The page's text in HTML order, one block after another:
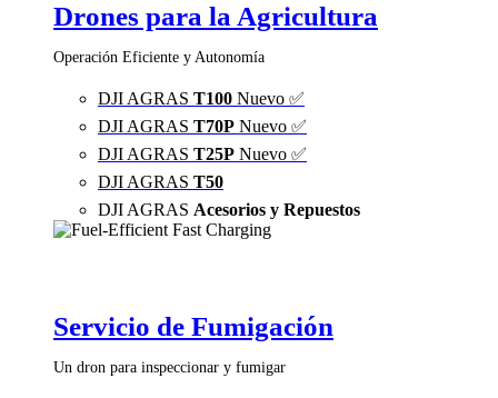
Drones para la Agricultura
Operación Eficiente y Autonomía
DJI AGRAS T100 Nuevo ✅
DJI AGRAS T70P Nuevo ✅
DJI AGRAS T25P Nuevo ✅
DJI AGRAS T50
DJI AGRAS Acesorios y Repuestos
Servicio de Fumigación
Un dron para inspeccionar y fumigar